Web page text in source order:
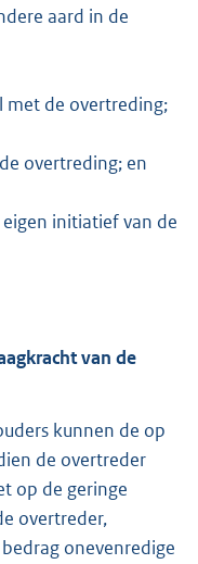
aard in de
met de overtreding;
overtreding; en
initiatief van de
van de
kunnen de op
de overtreder
op de geringe
overtreder,
onevenredige